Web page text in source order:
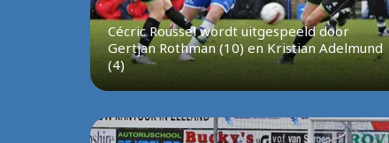
Cécric Roussel wordt uitgespeeld door
Gertjan Rothman (10) en Kristian Adelmund
(4)